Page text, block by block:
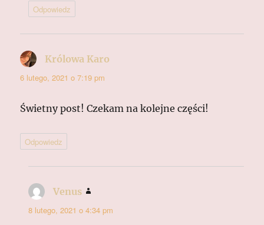
Odpowiedz
Królowa Karo
6 lutego, 2021 o 7:19 pm
Świetny post! Czekam na kolejne części!
Odpowiedz
Venus
8 lutego, 2021 o 4:34 pm